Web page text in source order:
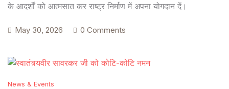
के आदर्शों को आत्मसात कर राष्ट्र निर्माण में अपना योगदान दें।
May 30, 2026 0 Comments
News & Events